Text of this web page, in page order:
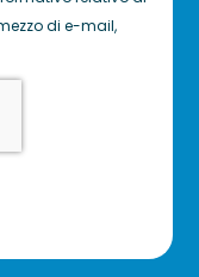
di e-mail,